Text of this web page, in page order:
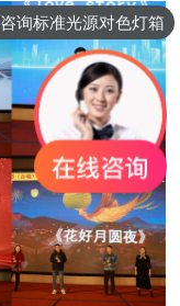
咨询标准光源对色灯箱